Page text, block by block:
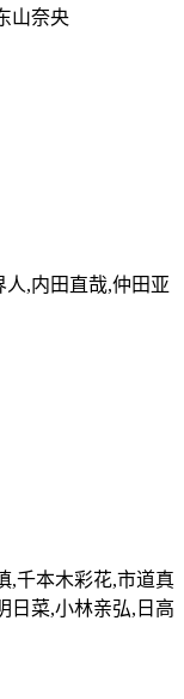
山奈央
,内田直哉,仲田亚
,千本木彩花,市道真
日菜,小林亲弘,日高